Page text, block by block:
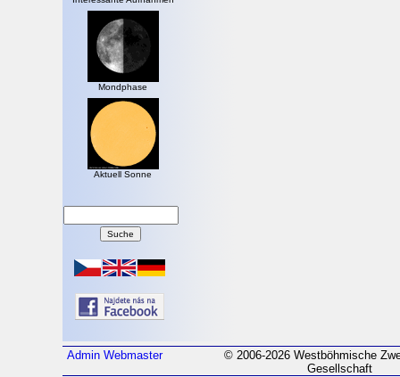
Mondphase
Aktuell Sonne
Admin Webmaster
© 2006-2026 Westböhmische
Gesellschaft